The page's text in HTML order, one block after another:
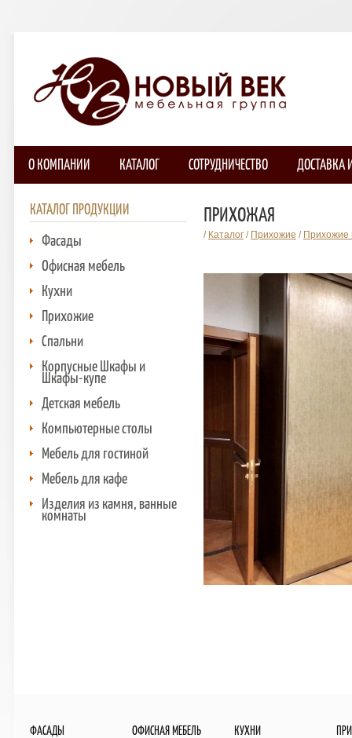
О КОМПАНИИ КАТАЛОГ СОТРУДНИЧЕСТВО ДОСТАВКА
КАТАЛОГ ПРОДУКЦИИ
Фасады
Офисная мебель
Кухни
Прихожие
Спальни
Корпусные Шкафы и
Шкафы-купе
Детская мебель
Компьютерные столы
Мебель для гостиной
Мебель для кафе
Изделия из камня, ванные
комнаты
ПРИХОЖАЯ
/ Каталог / Прихожие / Прихожие
ФАСАДЫ ОФИСНАЯ МЕБЕЛЬ КУХНИ